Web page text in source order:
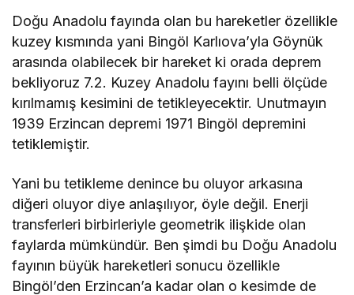
Doğu Anadolu fayında olan bu hareketler özellikle
kuzey kısmında yani Bingöl Karlıova’yla Göynük
arasında olabilecek bir hareket ki orada deprem
bekliyoruz 7.2. Kuzey Anadolu fayını belli ölçüde
kırılmamış kesimini de tetikleyecektir. Unutmayın
1939 Erzincan depremi 1971 Bingöl depremini
tetiklemiştir.
Yani bu tetikleme denince bu oluyor arkasına
diğeri oluyor diye anlaşılıyor, öyle değil. Enerji
transferleri birbirleriyle geometrik ilişkide olan
faylarda mümkündür. Ben şimdi bu Doğu Anadolu
fayının büyük hareketleri sonucu özellikle
Bingöl’den Erzincan’a kadar olan o kesimde de